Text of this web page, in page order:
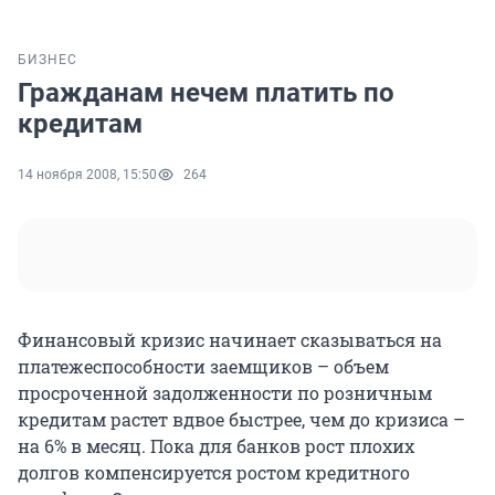
БИЗНЕС
Гражданам нечем платить по
кредитам
14 ноября 2008, 15:50 264
Финансовый кризис начинает сказываться на
платежеспособности заемщиков – объем
просроченной задолженности по розничным
кредитам растет вдвое быстрее, чем до кризиса –
на 6% в месяц. Пока для банков рост плохих
долгов компенсируется ростом кредитного